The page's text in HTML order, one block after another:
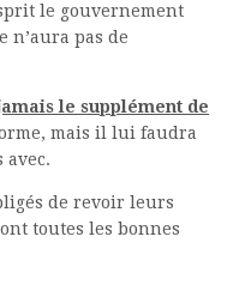
le gouvernement
n’aura pas de
le supplément de
mais il lui faudra
avec.
de revoir leurs
toutes les bonnes